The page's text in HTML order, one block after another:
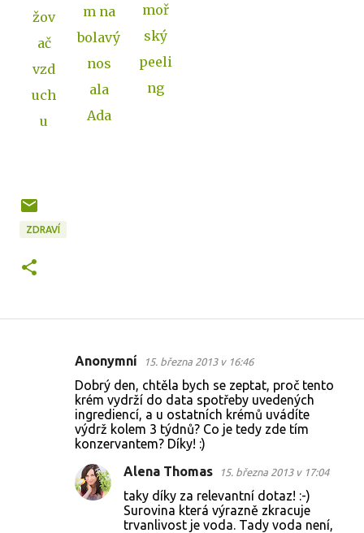
žov
ač
vzd
uch
u
m na
bolavý
nos
ala
Ada
moř
ský
peeli
ng
ZDRAVÍ
Anonymní 15. března 2013 v 16:46
Dobrý den, chtěla bych se zeptat, proč tento
krém vydrží do data spotřeby uvedených
ingrediencí, a u ostatních krémů uvádíte
výdrž kolem 3 týdnů? Co je tedy zde tím
konzervantem? Díky! :)
Alena Thomas 15. března 2013 v 17:04
taky díky za relevantní dotaz! :-)
Surovina která výrazně zkracuje
trvanlivost je voda. Tady voda není,